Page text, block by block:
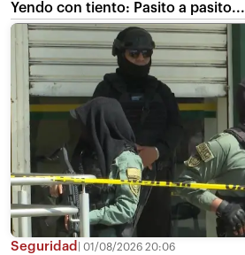
Yendo con tiento: Pasito a pasito...
Seguridad 01/08/2026 20:06